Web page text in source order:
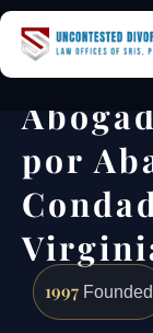
por
1997 Founded